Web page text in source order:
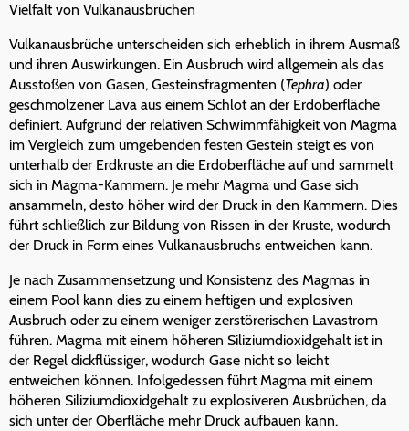
Vielfalt von Vulkanausbrüchen
Vulkanausbrüche unterscheiden sich erheblich in ihrem Ausmaß
und ihren Auswirkungen. Ein Ausbruch wird allgemein als das
Ausstoßen von Gasen, Gesteinsfragmenten (Tephra) oder
geschmolzener Lava aus einem Schlot an der Erdoberfläche
definiert. Aufgrund der relativen Schwimmfähigkeit von Magma
im Vergleich zum umgebenden festen Gestein steigt es von
unterhalb der Erdkruste an die Erdoberfläche auf und sammelt
sich in Magma-Kammern. Je mehr Magma und Gase sich
ansammeln, desto höher wird der Druck in den Kammern. Dies
führt schließlich zur Bildung von Rissen in der Kruste, wodurch
der Druck in Form eines Vulkanausbruchs entweichen kann.
Je nach Zusammensetzung und Konsistenz des Magmas in
einem Pool kann dies zu einem heftigen und explosiven
Ausbruch oder zu einem weniger zerstörerischen Lavastrom
führen. Magma mit einem höheren Siliziumdioxidgehalt ist in
der Regel dickflüssiger, wodurch Gase nicht so leicht
entweichen können. Infolgedessen führt Magma mit einem
höheren Siliziumdioxidgehalt zu explosiveren Ausbrüchen, da
sich unter der Oberfläche mehr Druck aufbauen kann.